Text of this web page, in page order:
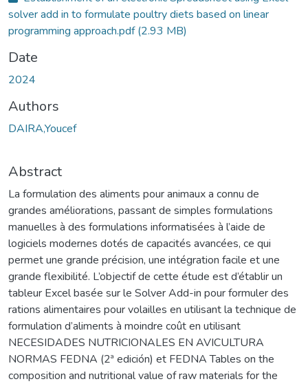
solver add in to formulate poultry diets based on linear
programming approach.pdf(2.93 MB)
Date
2024
Authors
DAIRA,Youcef
Abstract
La formulation des aliments pour animaux a connu de
grandes améliorations, passant de simples formulations
manuelles à des formulations informatisées à l’aide de
logiciels modernes dotés de capacités avancées, ce qui
permet une grande précision, une intégration facile et une
grande flexibilité. L’objectif de cette étude est d’établir un
tableur Excel basée sur le Solver Add-in pour formuler des
rations alimentaires pour volailles en utilisant la technique de
formulation d’aliments à moindre coût en utilisant
NECESIDADES NUTRICIONALES EN AVICULTURA
NORMAS FEDNA (2ª edición) et FEDNA Tables on the
composition and nutritional value of raw materials for the